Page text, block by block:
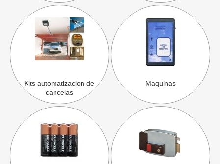
Kits automatizacion de
cancelas
Maquinas